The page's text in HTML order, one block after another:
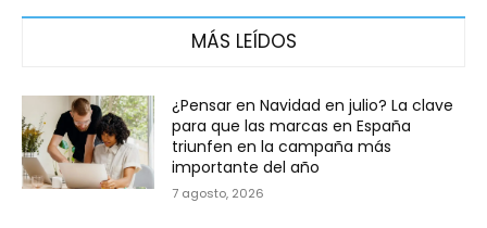
MÁS LEÍDOS
¿Pensar en Navidad en julio? La clave
para que las marcas en España
triunfen en la campaña más
importante del año
7 agosto, 2026